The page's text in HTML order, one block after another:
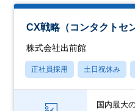
CX戦略（コンタクトセ
株式会社出前館
正社員採用 土日祝休み
国内最大